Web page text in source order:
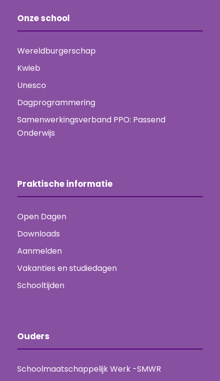
Onze school
Wereldburgerschap
Kwieb
Unesco
Dagprogrammering
Samenwerkingsverband PPO: Passend
Onderwijs
Praktische informatie
Open Dagen
Downloads
Aanmelden
Vakanties en studiedagen
Schooltijden
Ouders
Schoolmaatschappelijk Werk -SMWR